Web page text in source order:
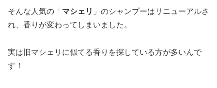
そんな人気の「 マシェリ 」のシャンプーはリニューアルさ
れ、香りが変わってしまいました。
実は旧マシェリに似てる香りを探している方が多いんで
す！